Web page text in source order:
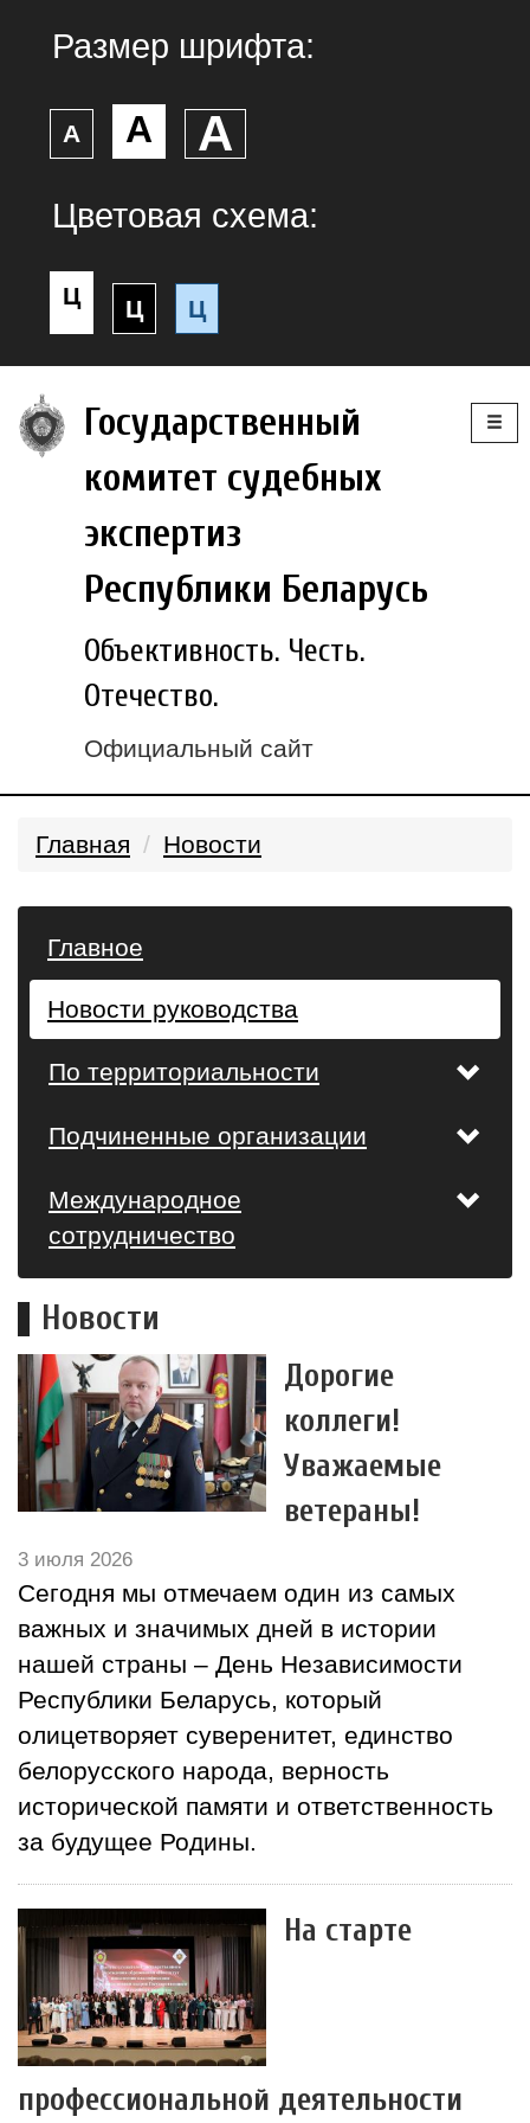
Размер шрифта:
А А А
Цветовая схема:
Ц Ц Ц
Государственный
комитет судебных
экспертиз
Республики Беларусь
Объективность. Честь.
Отечество.
Официальный сайт
Главная Новости
Главное
Новости руководства
По территориальности
Подчиненные организации
Международное
сотрудничество
Новости
Дорогие
коллеги!
Уважаемые
ветераны!
3 июля 2026
Сегодня мы отмечаем один из самых
важных и значимых дней в истории
нашей страны – День Независимости
Республики Беларусь, который
олицетворяет суверенитет, единство
белорусского народа, верность
исторической памяти и ответственность
за будущее Родины.
На старте
профессиональной деятельности